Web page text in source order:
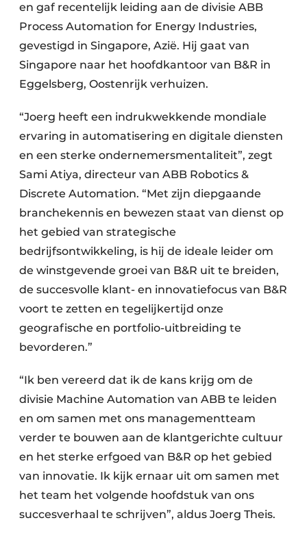
en gaf recentelijk leiding aan de divisie ABB
Process Automation for Energy Industries,
gevestigd in Singapore, Azië. Hij gaat van
Singapore naar het hoofdkantoor van B&R in
Eggelsberg, Oostenrijk verhuizen.
“Joerg heeft een indrukwekkende mondiale
ervaring in automatisering en digitale diensten
en een sterke ondernemersmentaliteit”, zegt
Sami Atiya, directeur van ABB Robotics &
Discrete Automation. “Met zijn diepgaande
branchekennis en bewezen staat van dienst op
het gebied van strategische
bedrijfsontwikkeling, is hij de ideale leider om
de winstgevende groei van B&R uit te breiden,
de succesvolle klant- en innovatiefocus van B&R
voort te zetten en tegelijkertijd onze
geografische en portfolio-uitbreiding te
bevorderen.”
“Ik ben vereerd dat ik de kans krijg om de
divisie Machine Automation van ABB te leiden
en om samen met ons managementteam
verder te bouwen aan de klantgerichte cultuur
en het sterke erfgoed van B&R op het gebied
van innovatie. Ik kijk ernaar uit om samen met
het team het volgende hoofdstuk van ons
succesverhaal te schrijven”, aldus Joerg Theis.